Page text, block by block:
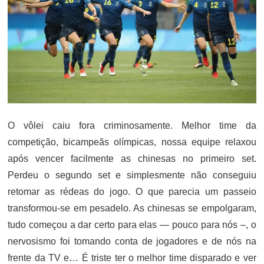
O vôlei caiu fora criminosamente. Melhor time da
competição, bicampeãs olímpicas, nossa equipe relaxou
após vencer facilmente as chinesas no primeiro set.
Perdeu o segundo set e simplesmente não conseguiu
retomar as rédeas do jogo. O que parecia um passeio
transformou-se em pesadelo. As chinesas se empolgaram,
tudo começou a dar certo para elas — pouco para nós –, o
nervosismo foi tomando conta de jogadores e de nós na
frente da TV e… É triste ter o melhor time disparado e ver